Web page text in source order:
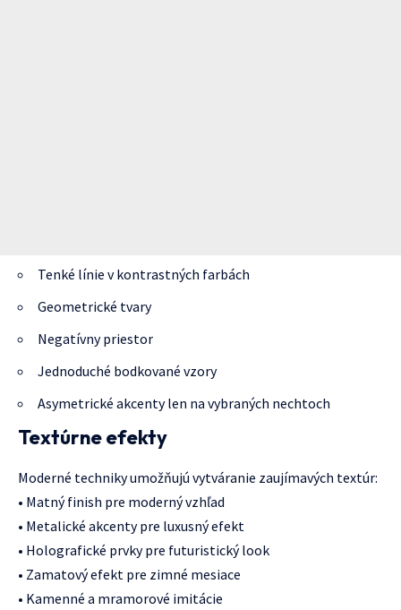
Tenké línie v kontrastných farbách
Geometrické tvary
Negatívny priestor
Jednoduché bodkované vzory
Asymetrické akcenty len na vybraných nechtoch
Textúrne efekty
Moderné techniky umožňujú vytváranie zaujímavých textúr:
• Matný finish pre moderný vzhľad
• Metalické akcenty pre luxusný efekt
• Holografické prvky pre futuristický look
• Zamatový efekt pre zimné mesiace
• Kamenné a mramorové imitácie